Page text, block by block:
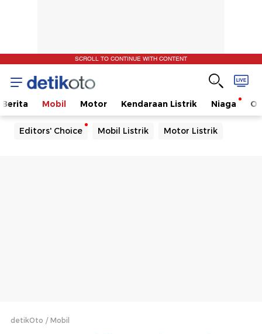
SCROLL TO CONTINUE WITH CONTENT
Berita Mobil Motor Kendaraan Listrik Niaga
Editors' Choice Mobil Listrik Motor Listrik
detikOto Mobil